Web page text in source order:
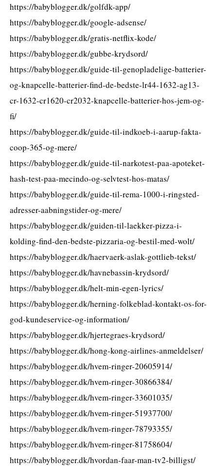
https://babyblogger.dk/golfdk-app/
https://babyblogger.dk/google-adsense/
https://babyblogger.dk/gratis-netflix-kode/
https://babyblogger.dk/gubbe-krydsord/
https://babyblogger.dk/guide-til-genopladelige-batterier-
og-knapcelle-batterier-find-de-bedste-lr44-1632-ag13-
cr-1632-cr1620-cr2032-knapcelle-batterier-hos-jem-og-
fi/
https://babyblogger.dk/guide-til-indkoeb-i-aarup-fakta-
coop-365-og-mere/
https://babyblogger.dk/guide-til-narkotest-paa-apoteket-
hash-test-paa-mecindo-og-selvtest-hos-matas/
https://babyblogger.dk/guide-til-rema-1000-i-ringsted-
adresser-aabningstider-og-mere/
https://babyblogger.dk/guiden-til-laekker-pizza-i-
kolding-find-den-bedste-pizzaria-og-bestil-med-wolt/
https://babyblogger.dk/haervaerk-aslak-gottlieb-tekst/
https://babyblogger.dk/havnebassin-krydsord/
https://babyblogger.dk/helt-min-egen-lyrics/
https://babyblogger.dk/herning-folkeblad-kontakt-os-for-
god-kundeservice-og-information/
https://babyblogger.dk/hjertegraes-krydsord/
https://babyblogger.dk/hong-kong-airlines-anmeldelser/
https://babyblogger.dk/hvem-ringer-20605914/
https://babyblogger.dk/hvem-ringer-30866384/
https://babyblogger.dk/hvem-ringer-33601035/
https://babyblogger.dk/hvem-ringer-51937700/
https://babyblogger.dk/hvem-ringer-78793355/
https://babyblogger.dk/hvem-ringer-81758604/
https://babyblogger.dk/hvordan-faar-man-tv2-billigst/